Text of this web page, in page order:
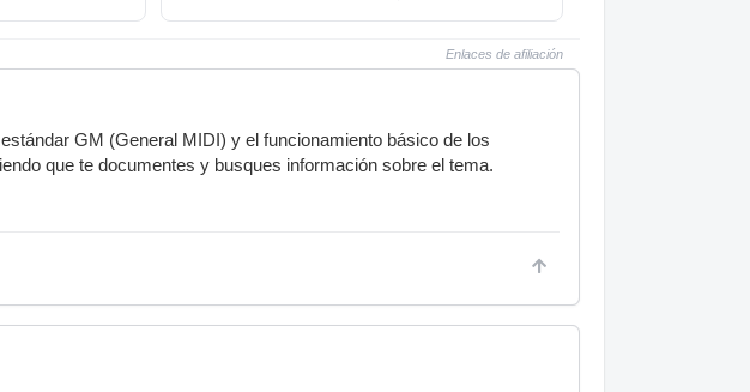
Enlaces de afiliación
GM (General MIDI) y el funcionamiento básico de los
que te documentes y busques información sobre el tema.